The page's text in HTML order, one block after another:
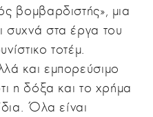
βομβαρδιστής», μια
συχνά στα έργα του
τοτέμ.
και εμπορεύσιμο
η δόξα και το χρήμα
Όλα είναι